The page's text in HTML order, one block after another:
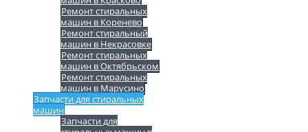
Ремонт стиральных
машин в Коренево
Ремонт стиральный
машин в Некрасовке
Ремонт стиральных
машин в Октябрьском
Ремонт стиральных
машин в Марусино
Запчасти для стиральных
машин
Запчасти для